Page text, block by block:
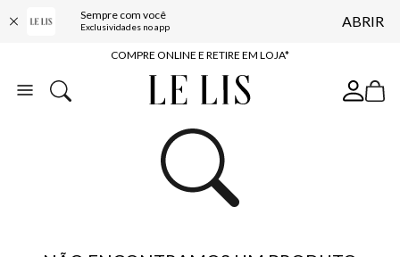
Sempre com você
Exclusividades no app ABRIR
10% OFF NA PRIMEIRA COMPRA*
COMPRE ONLINE E RETIRE EM LOJA*
ENTREGA EXPRESSA*
BAIXE O APP
10% OFF NA PRIMEIRA COMPRA*